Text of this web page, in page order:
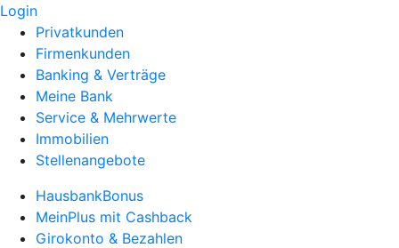
Login
Privatkunden
Firmenkunden
Banking & Verträge
Meine Bank
Service & Mehrwerte
Immobilien
Stellenangebote
HausbankBonus
MeinPlus mit Cashback
Girokonto & Bezahlen